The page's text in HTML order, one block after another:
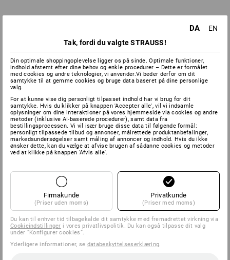
DA
EN
Tak, fordi du valgte STRAUSS!
Din optimale shoppingoplevelse ligger os på sinde. Optimale funktioner,
indhold afstemt efter dine behov og enkle procedurer – Dette er formålet
med cookies og andre teknologier, vi anvender.Vi beder derfor om dit
samtykke til at gemme cookies og bruge data baseret på dine personlige
valg.
For at kunne vise dig personligt tilpasset indhold har vi brug for dit
samtykke. Hvis du klikker på knappen 'Accepter alle', vil vi indsamle
oplysninger om dine interaktioner på vores hjemmeside via cookies og andre
metoder (inklusive AI-baserede procedurer), samt data fra
bestillingsprocessen. Vi vil især bruge disse data til følgende formål:
personligt tilpassede tilbud og annoncer, målrettede produktanbefalinger,
markedsundersøgelser samt måling af annoncer og indhold. Hvis du ikke
ønsker dette, kan du vælge at afvise brugen af sådanne cookies og metoder
ved at klikke på knappen 'Afvis alle'.
Firmakunde
(Priser uden moms)
Privatkunde
(Priser med moms)
Du kan til enhver tid tilbagekalde dit samtykke med fremadrettet virkning via
Cookieindstillinger i vores privatlivspolitik. Du kan også tilpasse dit valg
under ”Konfigurer cookies”.
Yderligere informationer, se databeskyttelseserklæring